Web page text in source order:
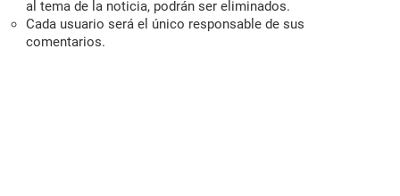
al tema de la noticia, podrán ser eliminados.
Cada usuario será el único responsable de sus
comentarios.